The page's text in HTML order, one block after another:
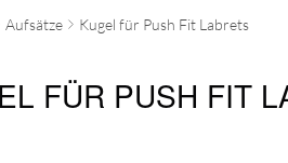
Aufsätze Kugel für Push Fit Labrets
FÜR PUSH FIT